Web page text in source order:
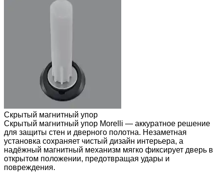
Скрытый магнитный упор
Скрытый магнитный упор Morelli — аккуратное решение
для защиты стен и дверного полотна. Незаметная
установка сохраняет чистый дизайн интерьера, а
надёжный магнитный механизм мягко фиксирует дверь в
открытом положении, предотвращая удары и
повреждения.